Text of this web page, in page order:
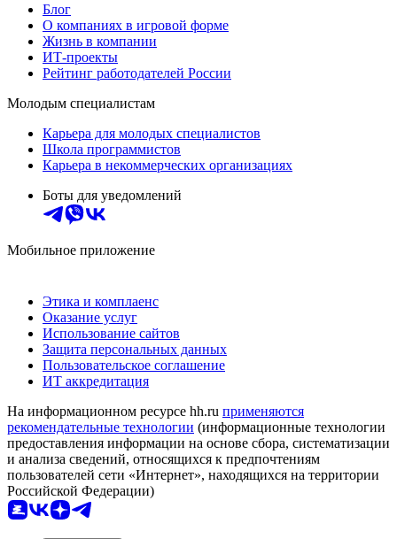
Блог
О компаниях в игровой форме
Жизнь в компании
ИТ-проекты
Рейтинг работодателей России
Молодым специалистам
Карьера для молодых специалистов
Школа программистов
Карьера в некоммерческих организациях
Боты для уведомлений
Мобильное приложение
Этика и комплаенс
Оказание услуг
Использование сайтов
Защита персональных данных
Пользовательское соглашение
ИТ аккредитация
На информационном ресурсе hh.ru применяются
рекомендательные технологии (информационные технологии
предоставления информации на основе сбора, систематизации
и анализа сведений, относящихся к предпочтениям
пользователей сети «Интернет», находящихся на территории
Российской Федерации)